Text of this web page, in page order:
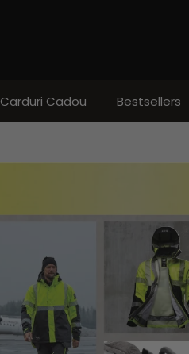
Carduri Cadou Bestsellers